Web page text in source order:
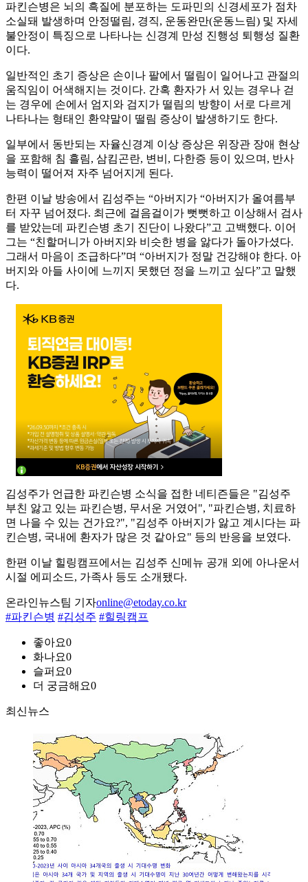
파킨슨병은 뇌의 흑질에 분포하는 도파민의 신경세포가 점차
소실돼 발생하며 안정떨림, 경직, 운동완만(운동느림) 및 자세
불안정이 특징으로 나타나는 신경계 만성 진행성 퇴행성 질환
이다.
일반적인 초기 증상은 손이나 팔에서 떨림이 일어나고 관절의
움직임이 어색해지는 것이다. 간혹 환자가 서 있는 경우나 걷
는 경우에 손에서 엄지와 검지가 떨림의 방향이 서로 다르게
나타나는 형태인 환약말이 떨림 증상이 발생하기도 한다.
일부에서 동반되는 자율신경계 이상 증상은 위장관 장애 현상
을 포함해 침 흘림, 삼킴곤란, 변비, 다한증 등이 있으며, 반사
능력이 떨어져 자주 넘어지게 된다.
한편 이날 방송에서 김성주는 “아버지가 “아버지가 올여름부
터 자꾸 넘어졌다. 최근에 걸음걸이가 뻣뻣하고 이상해서 검사
를 받았는데 파킨슨병 초기 진단이 나왔다”고 고백했다. 이어
그는 “친할머니가 아버지와 비슷한 병을 앓다가 돌아가셨다.
그래서 마음이 조급하다”며 “아버지가 정말 건강해야 한다. 아
버지와 아들 사이에 느끼지 못했던 정을 느끼고 싶다”고 말했
다.
김성주가 언급한 파킨슨병 소식을 접한 네티즌들은 "김성주
부친 앓고 있는 파킨슨병, 무서운 거였어", "파킨슨병, 치료하
면 나을 수 있는 건가요?", "김성주 아버지가 앓고 계시다는 파
킨슨병, 국내에 환자가 많은 것 같아요" 등의 반응을 보였다.
한편 이날 힐링캠프에서는 김성주 신메뉴 공개 외에 아나운서
시절 에피소드, 가족사 등도 소개됐다.
온라인뉴스팀 기자online@etoday.co.kr
#파킨슨병 #김성주 #힐링캠프
좋아요0
화나요0
슬퍼요0
더 궁금해요0
최신뉴스